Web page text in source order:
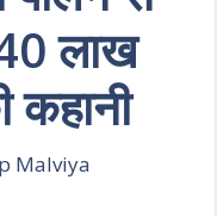
लाख
Malviya